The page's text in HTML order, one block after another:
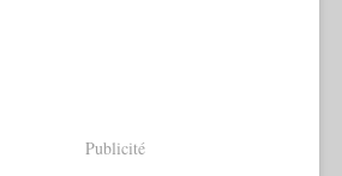
Publicité